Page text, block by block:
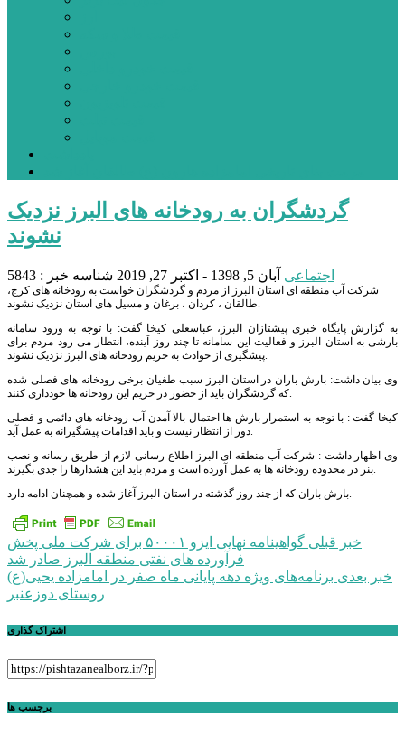
گردشگران به رودخانه های البرز نزدیک
نشوند
اجتماعی آبان 5, 1398 - اکتبر 27, 2019 شناسه خبر : 5843
شرکت آب منطقه ای استان البرز از مردم و گردشگران خواست به رودخانه های کرج،
طالقان ، کردان ، برغان و مسیل های استان نزدیک نشوند.
به گزارش پایگاه خبری پیشتازان البرز، عباسعلی کیخا گفت: با توجه به ورود سامانه
بارشی به استان البرز و فعالیت این سامانه تا چند روز آینده، انتظار می رود مردم برای
پیشگیری از حوادث به حریم رودخانه های البرز نزدیک نشوند.
وی بیان داشت: بارش باران در استان البرز سبب طغیان برخی رودخانه های فصلی شده
که گردشگران باید از حضور در حریم این رودخانه ها خودداری کنند.
کیخا گفت : با توجه به استمرار بارش ها احتمال بالا آمدن آب رودخانه های دائمی و فصلی
دور از انتظار نیست و باید اقدامات پیشگیرانه به عمل آید.
وی اظهار داشت : شرکت آب منطقه ای البرز اطلاع رسانی لازم از طریق رسانه و نصب
بنر در محدوده رودخانه ها به عمل آورده است و مردم باید این هشدارها را جدی بگیرند.
بارش باران که از چند روز گذشته در استان البرز آغاز شده و همچنان ادامه دارد.
راهبری
نوشته
خبر قبلی
گواهینامه نهایی ایزو ۵۰۰۰۱ برای شرکت ملی پخش
فرآورده های نفتی منطقه البرز صادر شد
خبر بعدی برنامه‌های ویژه دهه پایانی ماه صفر در امامزاده یحیی(ع)
روستای دوزعنبر
اشتراک گذاری
برچسب ها